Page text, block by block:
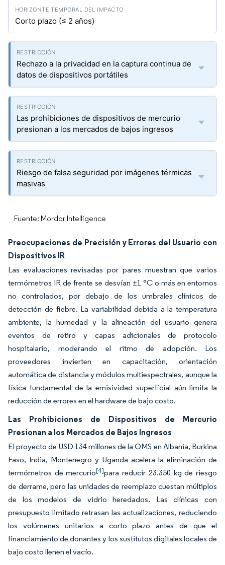
Corto plazo (≤ 2 años)
Rechazo a la privacidad en la captura continua de
datos de dispositivos portátiles
Las prohibiciones de dispositivos de mercurio
presionan a los mercados de bajos ingresos
Riesgo de falsa seguridad por imágenes térmicas
masivas
Fuente: Mordor Intelligence
Preocupaciones de Precisión y Errores del Usuario con
Dispositivos IR
Las evaluaciones revisadas por pares muestran que varios
termómetros IR de frente se desvían ±1 °C o más en entornos
no controlados, por debajo de los umbrales clínicos de
detección de fiebre. La variabilidad debida a la temperatura
ambiente, la humedad y la alineación del usuario genera
eventos de retiro y capas adicionales de protocolo
hospitalario, moderando el ritmo de adopción. Los
proveedores invierten en capacitación, orientación
automática de distancia y módulos multiespectrales, aunque la
física fundamental de la emisividad superficial aún limita la
reducción de errores en el hardware de bajo costo.
Las Prohibiciones de Dispositivos de Mercurio
Presionan a los Mercados de Bajos Ingresos
El proyecto de USD 134 millones de la OMS en Albania, Burkina
Faso, India, Montenegro y Uganda acelera la eliminación de
termómetros de mercurio[4]para reducir 23.350 kg de riesgo
de derrame, pero las unidades de reemplazo cuestan múltiplos
de los modelos de vidrio heredados. Las clínicas con
presupuesto limitado retrasan las actualizaciones, reduciendo
los volúmenes unitarios a corto plazo antes de que el
financiamiento de donantes y los sustitutos digitales locales de
bajo costo llenen el vacío.